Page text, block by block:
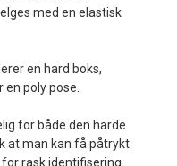
med en elastisk
en hard boks,
poly pose.
for både den harde
at man kan få påtrykt
rask identifisering.